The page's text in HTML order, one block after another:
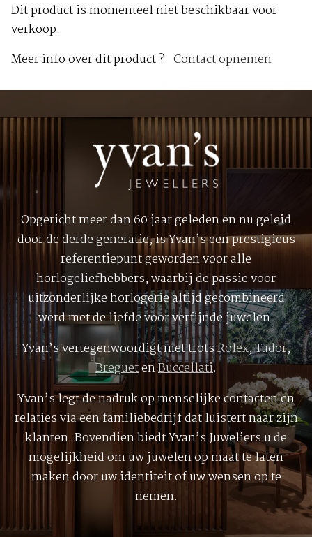
Dit product is momenteel niet beschikbaar voor
verkoop.
Meer info over dit product ? Contact opnemen
Opgericht meer dan 60 jaar geleden en nu geleid
door de derde generatie, is Yvan’s een prestigieus
referentiepunt geworden voor alle
horlogeliefhebbers, waarbij de passie voor
uitzonderlijke horlogerie altijd gecombineerd
werd met de liefde voor verfijnde juwelen.
Yvan’s vertegenwoordigt met trotsRolex,Tudor,
BreguetenBuccellati.
Yvan’s legt de nadruk op menselijke contacten en
relaties via een familiebedrijf dat luistert naar zijn
klanten. Bovendien biedt Yvan’s Juweliers u de
mogelijkheid om uw juwelen op maat te laten
maken door uw identiteit of uw wensen op te
nemen.